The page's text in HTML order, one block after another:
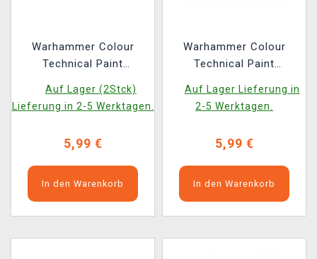
Warhammer Colour
Technical Paint
texturierte Farbe
Auf Lager (2Stck)
Lieferung in 2-5 Werktagen.
5,99 €
In den Warenkorb
Warhammer Colour
Technical Paint
texturierte Farbe
Auf Lager Lieferung in
2-5 Werktagen.
5,99 €
In den Warenkorb